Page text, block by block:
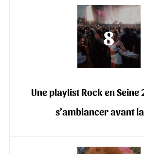
Une playlist Rock en
s’ambiancer avant